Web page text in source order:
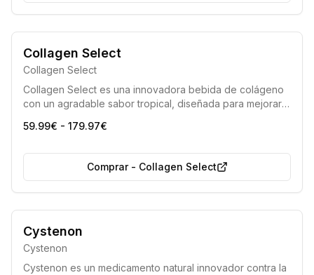
Garantía de Calidad Certificada
Garantía de Reembolso por Satisfacción
Collagen Select
Collagen Select
Collagen Select es una innovadora bebida de colágeno
con un agradable sabor tropical, diseñada para mejorar
envejecimiento. Ayuda a las mujeres a mantener una
disminución natural del colágeno con la edad.
59.99€ - 179.97€
Comprar- Collagen Select
Cystenon
Cystenon
Cystenon es un medicamento natural innovador contra la